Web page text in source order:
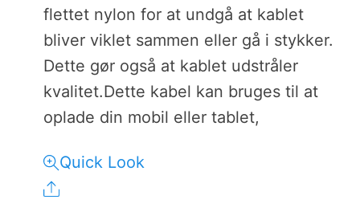
flettet nylon for at undgå at kablet
bliver viklet sammen eller gå i stykker.
Dette gør også at kablet udstråler
kvalitet.Dette kabel kan bruges til at
oplade din mobil eller tablet,
Quick Look
Share